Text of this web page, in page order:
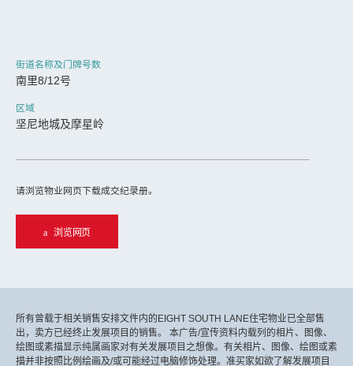
街道名称及门牌号数
南里8/12号
区域
坚尼地城及摩星岭
请浏览物业网页下载成交纪录册。
浏览网页
所有曾载于相关销售安排文件内的EIGHT SOUTH LANE住宅物业已全部售
出，卖方已经终止发展项目的销售。 本广告/宣传资料内载列的相片、图像、
绘图或素描显示纯属画家对有关发展项目之想像。有关相片、图像、绘图或素
描并非按照比例绘画及/或可能经过电脑修饰处理。准买家如欲了解发展项目